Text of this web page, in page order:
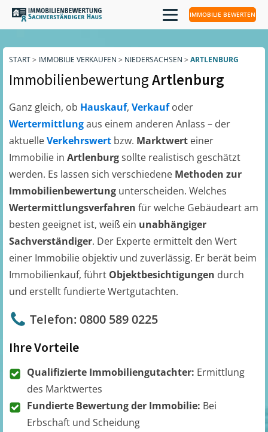
IMMOBILIE BEWERTEN
START> IMMOBILIE VERKAUFEN > NIEDERSACHSEN > ARTLENBURG
ImmobilienbewertungArtlenburg
Ganz gleich, ob Hauskauf, Verkaufoder
Wertermittlungaus einem anderen Anlass – der
aktuelleVerkehrswert bzw. Marktwert einer
Immobilie in Artlenburgsollte realistisch geschätzt
werden. Es lassen sich verschiedene Methoden zur
Immobilienbewertung unterscheiden. Welches
Wertermittlungsverfahren für welche Gebäudeart am
besten geeignet ist, weiß ein unabhängiger
Sachverständiger. Der Experte ermittelt den Wert
einer Immobilie objektiv und zuverlässig. Er berät beim
Immobilienkauf, führt Objektbesichtigungen durch
und erstellt fundierte Wertgutachten.
Telefon: 0800 589 0225
Ihre Vorteile
Qualifizierte Immobiliengutachter: Ermittlung
des Marktwertes
Fundierte Bewertung der Immobilie: Bei
Erbschaft und Scheidung